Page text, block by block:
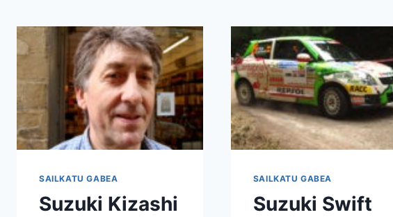
SAILKATU GABEA
Suzuki Kizashi
SAILKATU GABEA
Suzuki Swift